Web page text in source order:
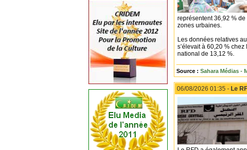
représentent 36,92 %
zones urbaines.
Les données relatives
s’élevait à 60,20 %
national de 13,12 %.
Source : Sahara Médias -
06/08/2026 01:35 - Le